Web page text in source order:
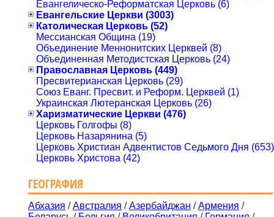
Евангелическо-Реформатская Церковь (6)
Евангельские Церкви (3003)
Католическая Церковь (52)
Мессианская Община (19)
Объединение Меннонитских Церквей (8)
Объединенная Методистская Церковь (24)
Православная Церковь (449)
Пресвитерианская Церковь (29)
Союз Еванг. Пресвит. и Реформ. Церквей (1)
Украинская Лютеранская Церковь (26)
Харизматические Церкви (476)
Церковь Голгофы (8)
Церковь Назарянина (5)
Церковь Христиан Адвентистов Седьмого Дня (653)
Церковь Христова (42)
ГЕОГРАФИЯ
Абхазия /Австралия /Азербайджан /Армения /